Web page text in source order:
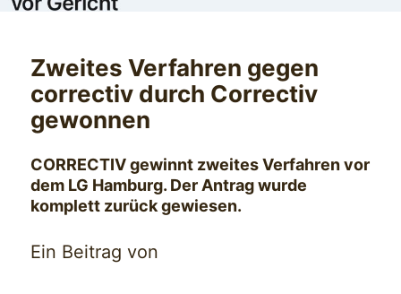
Zweites Verfahren gegen
correctiv durch Correctiv
gewonnen
CORRECTIV gewinnt zweites Verfahren vor
dem LG Hamburg. Der Antrag wurde
komplett zurück gewiesen.
Ein Beitrag von